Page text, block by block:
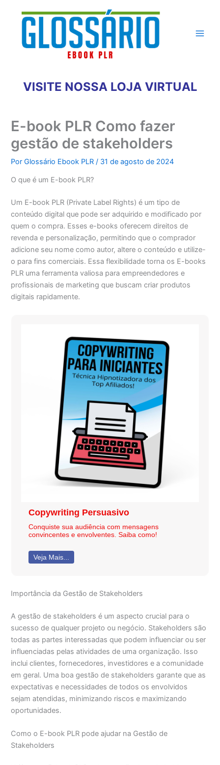
conteúdo
VISITE NOSSA LOJA VIRTUAL
E-book PLR Como fazer
gestão de stakeholders
PorGlossário Ebook PLR/ 31 de agosto de 2024
O que é um E-book PLR?
Um E-book PLR (Private Label Rights) é um tipo de
conteúdo digital que pode ser adquirido e modificado por
quem o compra. Esses e-books oferecem direitos de
revenda e personalização, permitindo que o comprador
adicione seu nome como autor, altere o conteúdo e utilize-
o para fins comerciais. Essa flexibilidade torna os E-books
PLR uma ferramenta valiosa para empreendedores e
profissionais de marketing que buscam criar produtos
digitais rapidamente.
Copywriting Persuasivo
Conquiste sua audiência com mensagens
convincentes e envolventes. Saiba como!
Veja Mais...
Importância da Gestão de Stakeholders
A gestão de stakeholders é um aspecto crucial para o
sucesso de qualquer projeto ou negócio. Stakeholders são
todas as partes interessadas que podem influenciar ou ser
influenciadas pelas atividades de uma organização. Isso
inclui clientes, fornecedores, investidores e a comunidade
em geral. Uma boa gestão de stakeholders garante que as
expectativas e necessidades de todos os envolvidos
sejam atendidas, minimizando riscos e maximizando
oportunidades.
Como o E-book PLR pode ajudar na Gestão de
Stakeholders